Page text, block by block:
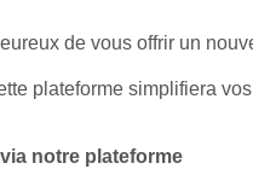
de vous offrir un
plateforme simplifiera
notre plateforme